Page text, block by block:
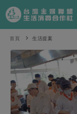
產品分類
當季蔬果
一籃菜
芽苗類
辛香料類
食譜料理
食材
米食
特別企畫
預購活動
綠主張
首頁 生活提案